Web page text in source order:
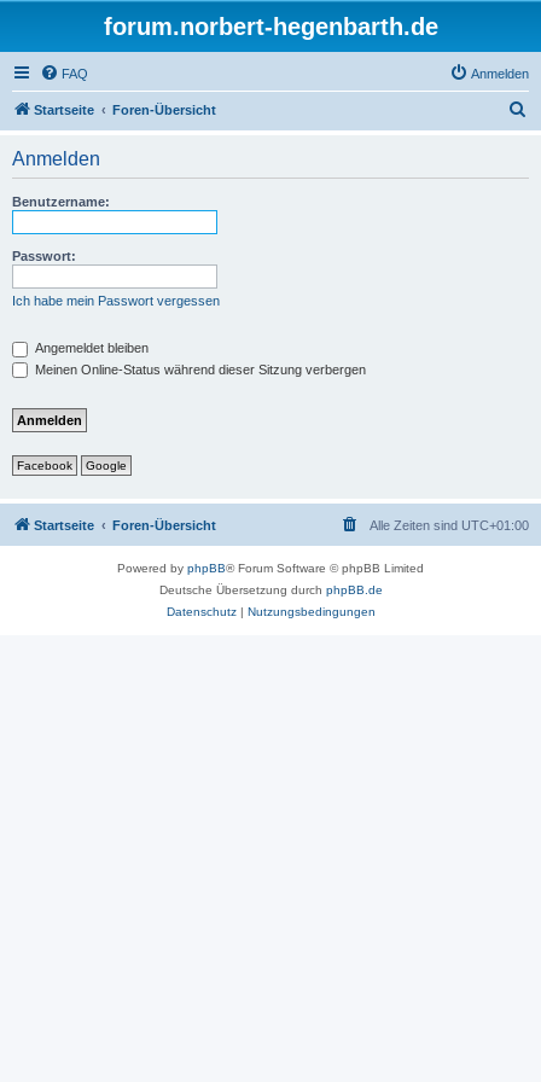
forum.norbert-hegenbarth.de
FAQ Anmelden
Startseite Foren-Übersicht
Anmelden
Benutzername:
Passwort:
Ich habe mein Passwort vergessen
Angemeldet bleiben
Meinen Online-Status während dieser Sitzung verbergen
Facebook Google
Startseite Foren-Übersicht Alle Zeiten sind UTC+01:00
Powered by phpBB® Forum Software © phpBB Limited
Deutsche Übersetzung durch phpBB.de
Datenschutz| Nutzungsbedingungen